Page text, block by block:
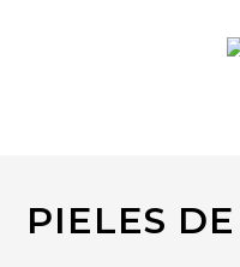
PIELES